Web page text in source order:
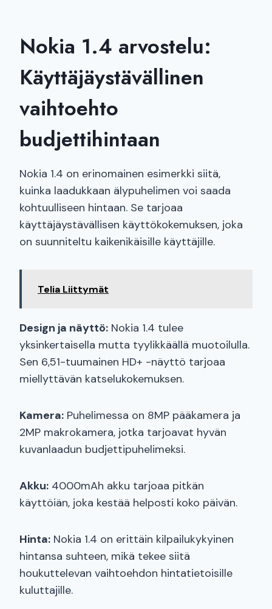
Nokia 1.4 arvostelu:
Käyttäjäystävällinen
vaihtoehto
budjettihintaan
Nokia 1.4 on erinomainen esimerkki siitä,
kuinka laadukkaan älypuhelimen voi saada
kohtuulliseen hintaan. Se tarjoaa
käyttäjäystävällisen käyttökokemuksen, joka
on suunniteltu kaikenikäisille käyttäjille.
Telia Liittymät
Design ja näyttö: Nokia 1.4 tulee
yksinkertaisella mutta tyylikkäällä muotoilulla.
Sen 6,51-tuumainen HD+ -näyttö tarjoaa
miellyttävän katselukokemuksen.
Kamera: Puhelimessa on 8MP pääkamera ja
2MP makrokamera, jotka tarjoavat hyvän
kuvanlaadun budjettipuhelimeksi.
Akku: 4000mAh akku tarjoaa pitkän
käyttöiän, joka kestää helposti koko päivän.
Hinta: Nokia 1.4 on erittäin kilpailukykyinen
hintansa suhteen, mikä tekee siitä
houkuttelevan vaihtoehdon hintatietoisille
kuluttajille.